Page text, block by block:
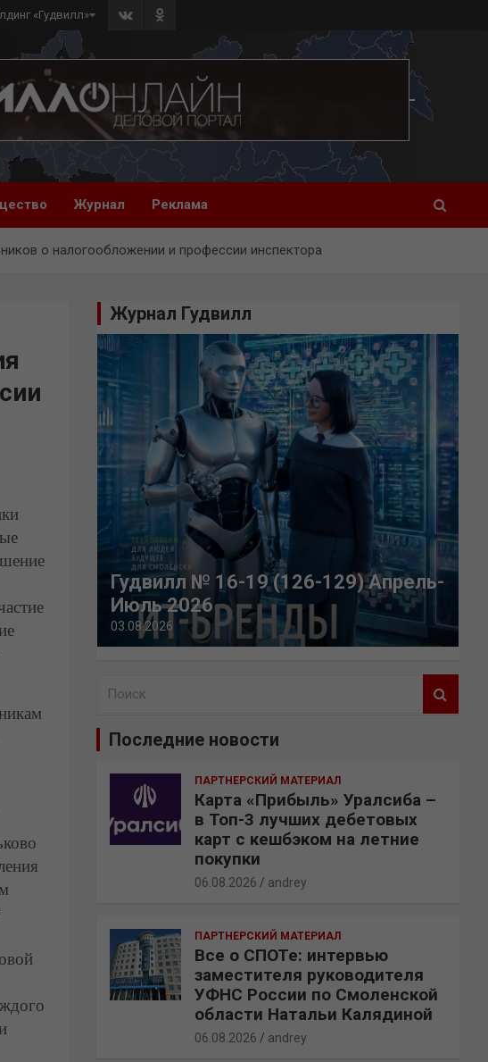
«Гудвилл»
Журнал Реклама
о налогообложении и профессии инспектора
Журнал Гудвилл
Гудвилл № 16-19 (126-129) Апрель-
Июль 2026
03.08.2026
Последние новости
ПАРТНЕРСКИЙ МАТЕРИАЛ
Карта «Прибыль» Уралсиба –
в Топ-3 лучших дебетовых
карт с кешбэком на летние
покупки
06.08.2026 andrey
ПАРТНЕРСКИЙ МАТЕРИАЛ
Все о СПОТе: интервью
заместителя руководителя
УФНС России по Смоленской
области Натальи Калядиной
06.08.2026 andrey